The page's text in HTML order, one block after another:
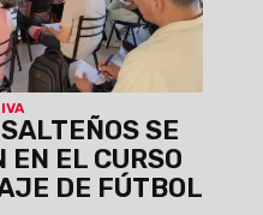
SE
EN EL CURSO
DE FÚTBOL
viernes en el CIC de
deseen sumarse
al 3872266189.